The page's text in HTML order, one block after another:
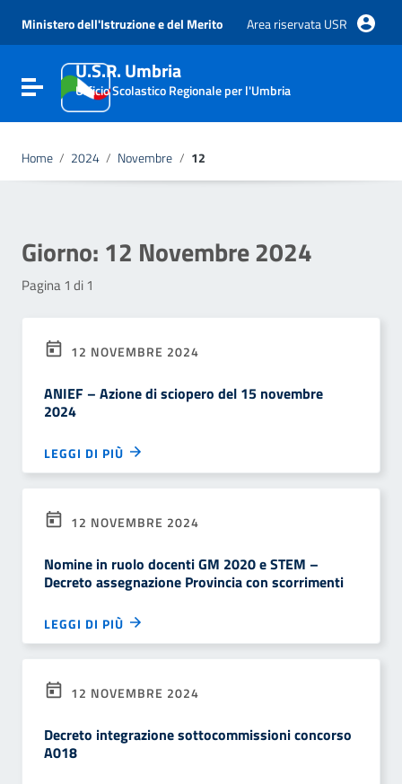
Vai al menu di navigazione
Vai al footer
Ministero dell'Istruzione e del Merito Area riservata USR
Attiva / disattiva la navigazione
U.S.R. Umbria
Ufficio Scolastico Regionale per l'Umbria
Home / 2024 / Novembre / 12
Giorno: 12 Novembre 2024
Pagina 1 di 1
12 NOVEMBRE 2024
ANIEF – Azione di sciopero del 15 novembre
2024
LEGGI DI PIÙ
12 NOVEMBRE 2024
Nomine in ruolo docenti GM 2020 e STEM –
Decreto assegnazione Provincia con scorrimenti
LEGGI DI PIÙ
12 NOVEMBRE 2024
Decreto integrazione sottocommissioni concorso
A018